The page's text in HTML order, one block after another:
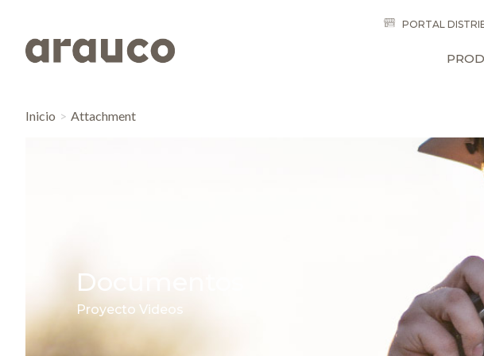
PORTAL
Inicio Attachment
Documentos
Proyecto Videos